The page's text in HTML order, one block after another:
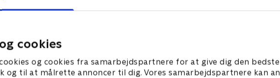
cookies
og cookies fra samarbejdspartnere for at give dig den bedste
og til at målrette annoncer til dig. Vores samarbejdspartnere kan